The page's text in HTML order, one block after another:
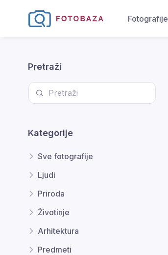
Fotografije
Pretraži
Kategorije
Sve fotografije
Ljudi
Priroda
Životinje
Arhitektura
Predmeti